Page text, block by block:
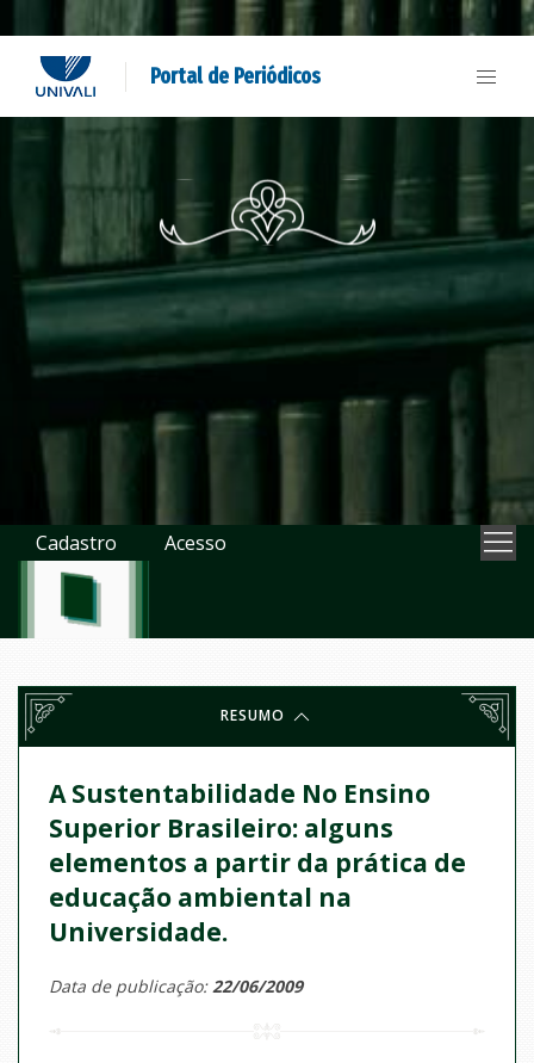
Portal de Periódicos
Cadastro Acesso
RESUMO
A Sustentabilidade No Ensino
Superior Brasileiro: alguns
elementos a partir da prática de
educação ambiental na
Universidade.
Data de publicação:22/06/2009